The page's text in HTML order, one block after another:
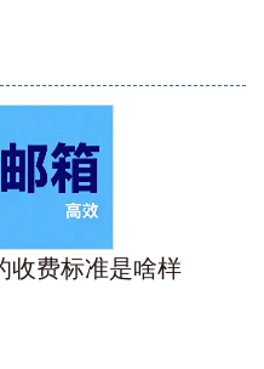
收费标准是啥样